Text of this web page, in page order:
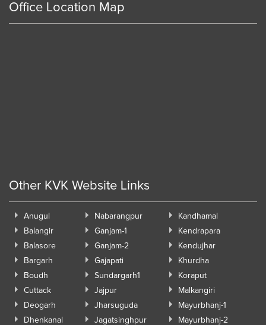
Office Location Map
Other KVK Website Links
Anugul
Balangir
Balasore
Bargarh
Boudh
Cuttack
Deogarh
Dhenkanal
Nabarangpur
Ganjam-1
Ganjam-2
Gajapati
Sundargarh1
Jajpur
Jharsuguda
Jagatsinghpur
Kandhamal
Kendrapara
Kendujhar
Khurdha
Koraput
Malkangiri
Mayurbhanj-1
Mayurbhanj-2